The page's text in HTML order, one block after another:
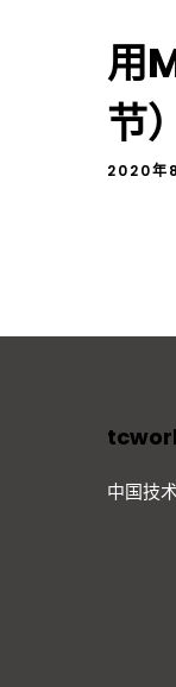
用
节）
2020年
中国技